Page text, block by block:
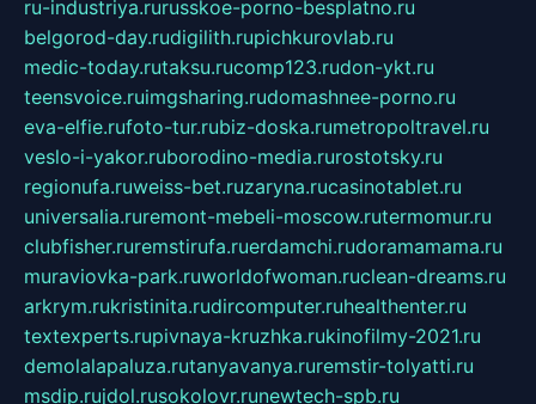
ru-industriya.rurusskoe-porno-besplatno.ru
belgorod-day.rudigilith.rupichkurovlab.ru
medic-today.rutaksu.rucomp123.rudon-ykt.ru
teensvoice.ruimgsharing.rudomashnee-porno.ru
eva-elfie.rufoto-tur.rubiz-doska.rumetropoltravel.ru
veslo-i-yakor.ruborodino-media.rurostotsky.ru
regionufa.ruweiss-bet.ruzaryna.rucasinotablet.ru
universalia.ruremont-mebeli-moscow.rutermomur.ru
clubfisher.ruremstirufa.ruerdamchi.rudoramamama.ru
muraviovka-park.ruworldofwoman.ruclean-dreams.ru
arkrym.rukristinita.rudircomputer.ruhealthenter.ru
textexperts.rupivnaya-kruzhka.rukinofilmy-2021.ru
demolalapaluza.rutanyavanya.ruremstir-tolyatti.ru
msdip.rujdol.rusokolovr.runewtech-spb.ru